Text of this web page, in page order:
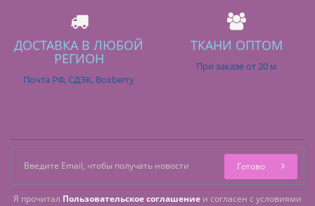
ДОСТАВКА В ЛЮБОЙ
РЕГИОН
Почта РФ, СДЭК, Boxberry
ТКАНИ ОПТОМ
При заказе от 20 м
Я прочитал Пользовательское соглашение и согласен с условиями
Готово